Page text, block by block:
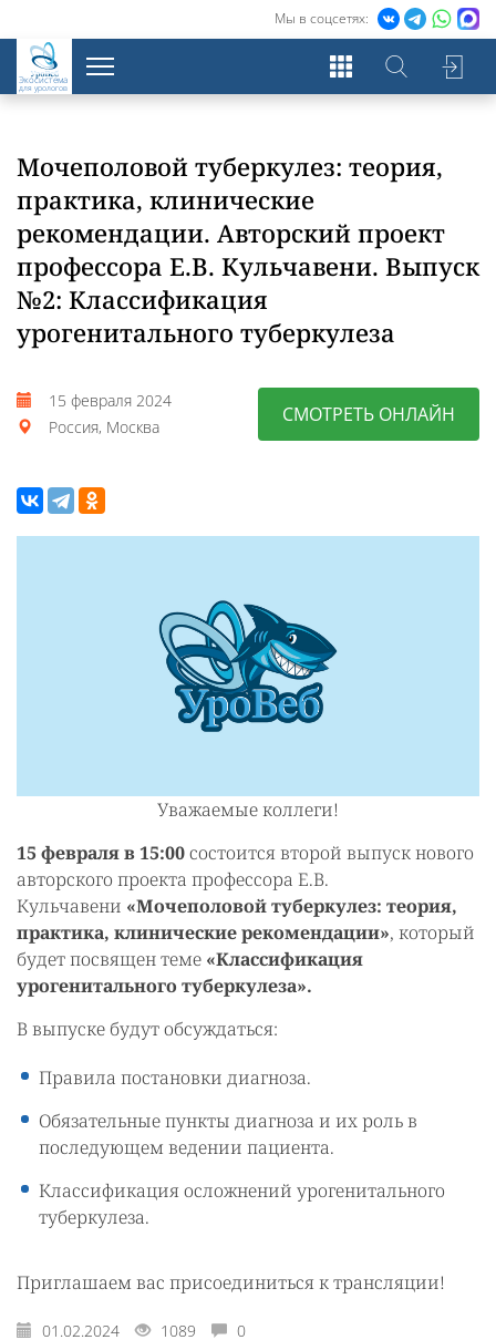
Мы в соцсетях:
Экосистема
для урологов
Мочеполовой туберкулез: теория,
практика, клинические
рекомендации. Авторский проект
профессора Е.В. Кульчавени. Выпуск
№2: Классификация
урогенитального туберкулеза
15 февраля 2024
Россия, Москва
СМОТРЕТЬ ОНЛАЙН
Уважаемые коллеги!
15 февраля в 15:00состоится второй выпуск нового
авторского проекта профессора Е.В.
Кульчавени «‎Мочеполовой туберкулез: теория,
практика, клинические рекомендации», который
будет посвящен теме «Классификация
урогенитального туберкулеза».
В выпуске будут обсуждаться:
Правила постановки диагноза.
Обязательные пункты диагноза и их роль в
последующем ведении пациента.
Классификация осложнений урогенитального
туберкулеза.
Приглашаем вас присоединиться к трансляции!
01.02.2024 1089 0